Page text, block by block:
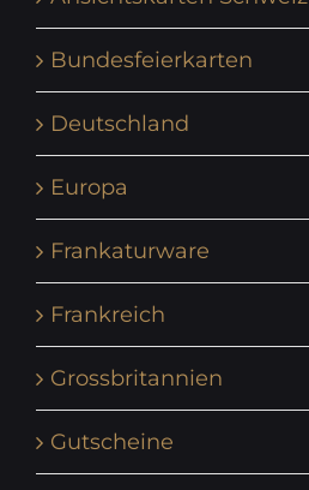
Bundesfeierkarten
Deutschland
Europa
Frankaturware
Frankreich
Grossbritannien
Gutscheine